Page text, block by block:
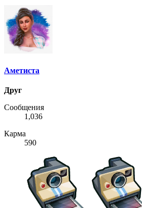
Аметиста
Друг
Сообщения
1,036
Карма
590